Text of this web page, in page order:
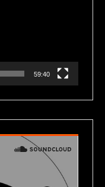
59:40